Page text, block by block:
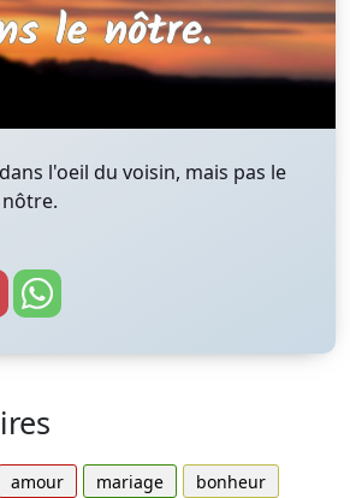
l'oeil du voisin, mais pas le
amour mariage
bonheur